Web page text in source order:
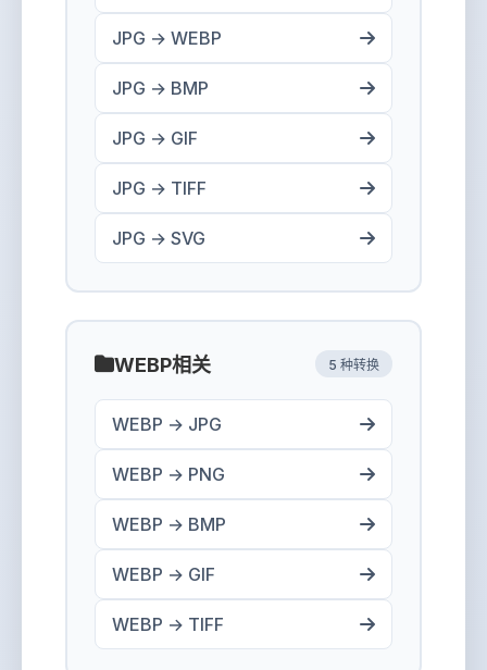
JPG → WEBP
JPG → BMP
JPG → GIF
JPG → TIFF
JPG → SVG
WEBP相关 5 种转换
WEBP → JPG
WEBP → PNG
WEBP → BMP
WEBP → GIF
WEBP → TIFF